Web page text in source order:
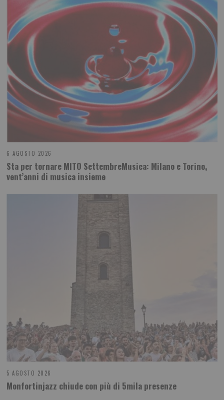
6 AGOSTO 2026
Sta per tornare MITO SettembreMusica: Milano e Torino,
vent’anni di musica insieme
5 AGOSTO 2026
Monfortinjazz chiude con più di 5mila presenze